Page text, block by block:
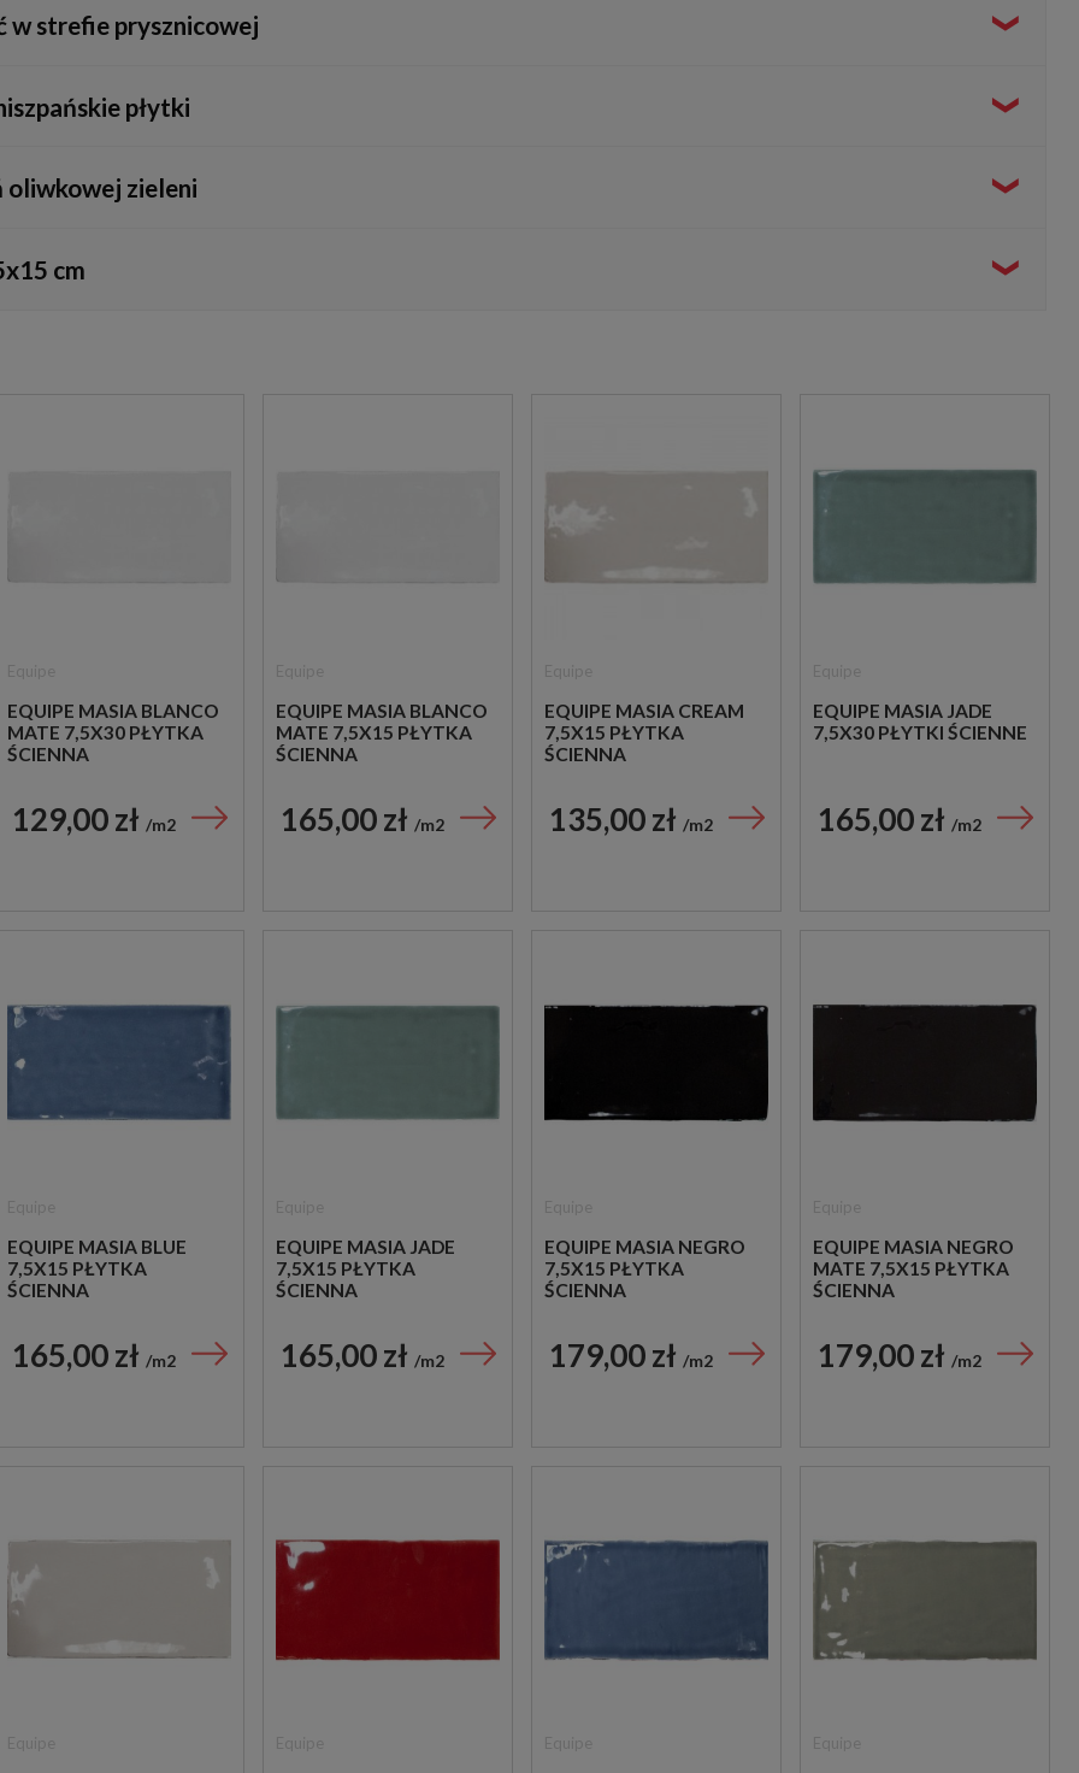
luksusowego klimatu w kuchni lub łazience.
w strefie prysznicowej
materiałów fugujących i hydroizolacji.
płytki
oliwkowej zieleni
i wyrafinowaną kompozycję.
cm
pomieszczenia.
EQUIPE MASIA BLANCO
MATE 7,5X30 PŁYTKA
ŚCIENNA
129,00 zł m2
EQUIPE MASIA BLANCO
MATE 7,5X15 PŁYTKA
ŚCIENNA
165,00 zł m2
EQUIPE MASIA CREAM
7,5X15 PŁYTKA
ŚCIENNA
135,00 zł m2
EQUIPE MASIA JADE
7,5X30 PŁYTKI ŚCIENNE
165,00 zł m2
EQUIPE MASIA BLUE
7,5X15 PŁYTKA
ŚCIENNA
165,00 zł m2
EQUIPE MASIA JADE
7,5X15 PŁYTKA
ŚCIENNA
165,00 zł m2
EQUIPE MASIA NEGRO
7,5X15 PŁYTKA
ŚCIENNA
179,00 zł m2
EQUIPE MASIA NEGRO
MATE 7,5X15 PŁYTKA
ŚCIENNA
179,00 zł m2